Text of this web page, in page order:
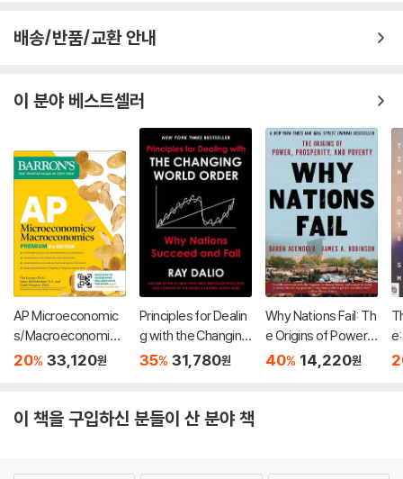
배송/반품/교환 안내
이 분야 베스트셀러
AP Microeconomic
s/Macroeconomics
Premium, Eighth Edi
Comprehensive Re
20% 33,120원
Principles for Dealin
g with the Changing
World Order
35% 31,780원
Why Nations Fail: Th
e Origins of Power,
Prosperity, and Pov
40% 14,220원
이 책을 구입하신 분들이 산 분야 책